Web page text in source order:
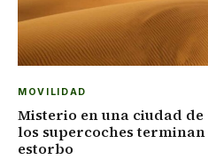
MOVILIDAD
Misterio en una ciudad
los supercoches
estorbo